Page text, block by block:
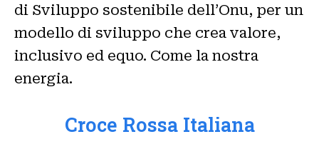
di Sviluppo sostenibile dell’Onu, per un
modello di sviluppo che crea valore,
inclusivo ed equo. Come la nostra
energia.
Croce Rossa Italiana